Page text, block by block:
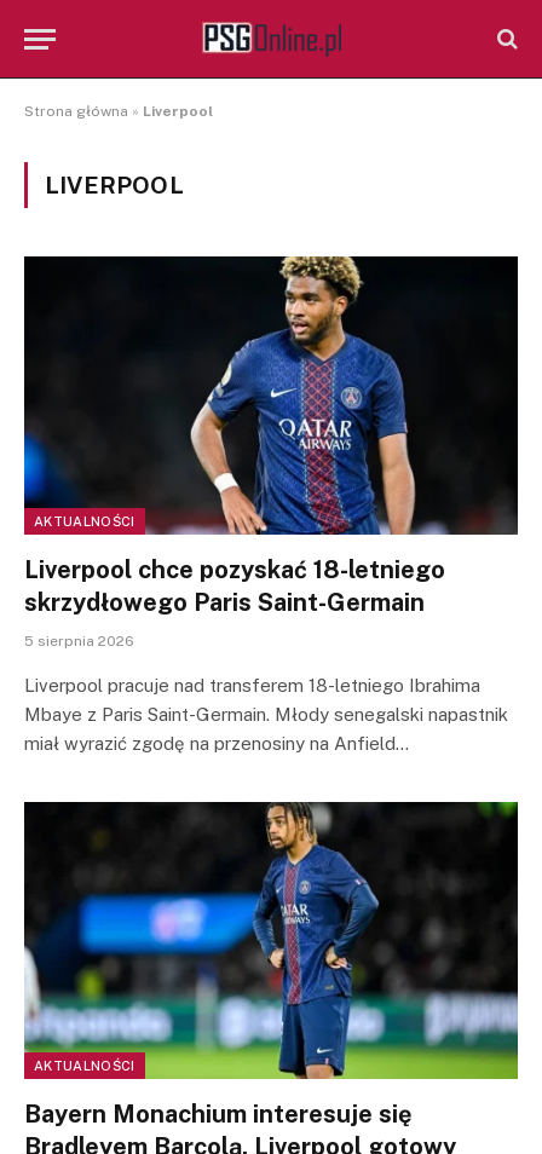
Strona główna » Liverpool
LIVERPOOL
AKTUALNOŚCI
Liverpool chce pozyskać 18-letniego
skrzydłowego Paris Saint-Germain
5 sierpnia 2026
Liverpool pracuje nad transferem 18-letniego Ibrahima
Mbaye z Paris Saint-Germain. Młody senegalski napastnik
miał wyrazić zgodę na przenosiny na Anfield…
AKTUALNOŚCI
Bayern Monachium interesuje się
Bradleyem Barcolą. Liverpool gotowy